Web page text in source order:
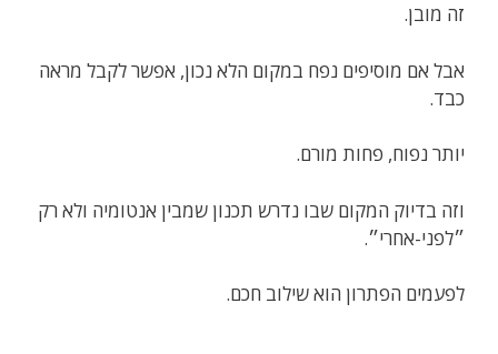
זה מובן.
אבל אם מוסיפים נפח במקום הלא נכון, אפשר לקבל מראה
כבד.
יותר נפוח, פחות מורם.
וזה בדיוק המקום שבו נדרש תכנון שמבין אנטומיה ולא רק
״לפני-אחרי״.
לפעמים הפתרון הוא שילוב חכם.